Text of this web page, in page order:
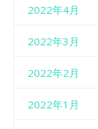
2022年4月
2022年3月
2022年2月
2022年1月